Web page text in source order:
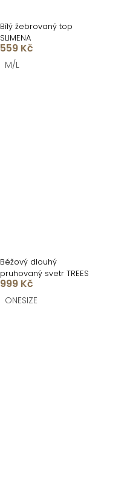
Bílý žebrovaný top
SLIMENA
559 Kč
M/L
Béžový dlouhý
pruhovaný svetr TREES
999 Kč
ONESIZE